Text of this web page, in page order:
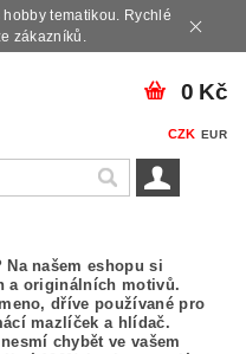
tematikou. Rychlé
zákazníků.
CZK EUR
0 Kč
našem eshopu si
a originálních motivů.
dříve používané pro
mazlíček a hlídač.
chybět ve vašem